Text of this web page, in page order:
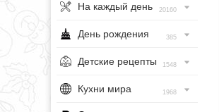
На каждый день 20160
День рождения 385
Детские рецепты 1548
Кухни мира 1968